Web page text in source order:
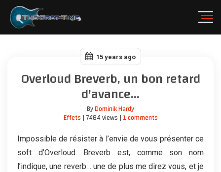
15 years ago
Overloud Breverb, un bon retard
d'avance...
ByDominik Hardy
Effets | 7484 views |1 comments
Impossible de résister à l’envie de vous présenter ce
soft d’Overloud. Breverb est, comme son nom
l’indique, une reverb… une de plus me direz vous, et je